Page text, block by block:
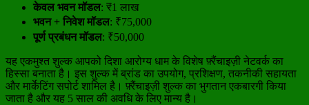
केवल भवन मॉडल: ₹1 लाख
भवन + निवेश मॉडल: ₹75,000
पूर्ण प्रबंधन मॉडल: ₹50,000
यह एकमुश्त शुल्क आपको दिशा आरोग्य धाम के विशेष फ़्रैंचाइज़ी नेटवर्क का
हिस्सा बनाता है। इस शुल्क में ब्रांड का उपयोग, प्रशिक्षण, तकनीकी सहायता
और मार्केटिंग सपोर्ट शामिल है। फ़्रैंचाइज़ी शुल्क का भुगतान एकबारगी किया
जाता है और यह 5 साल की अवधि के लिए मान्य है।